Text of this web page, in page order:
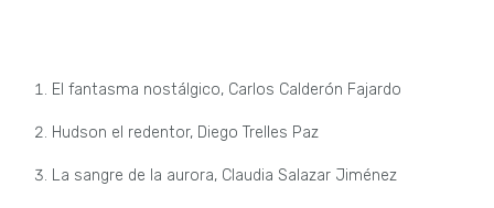
El fantasma nostálgico, Carlos Calderón Fajardo
Hudson el redentor, Diego Trelles Paz
La sangre de la aurora, Claudia Salazar Jiménez